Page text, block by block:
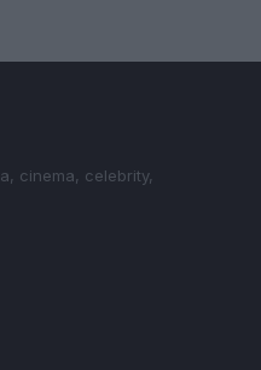
cinema, celebrity,